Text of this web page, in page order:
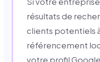
résultats de
clients potentiels
référencement
votre profil